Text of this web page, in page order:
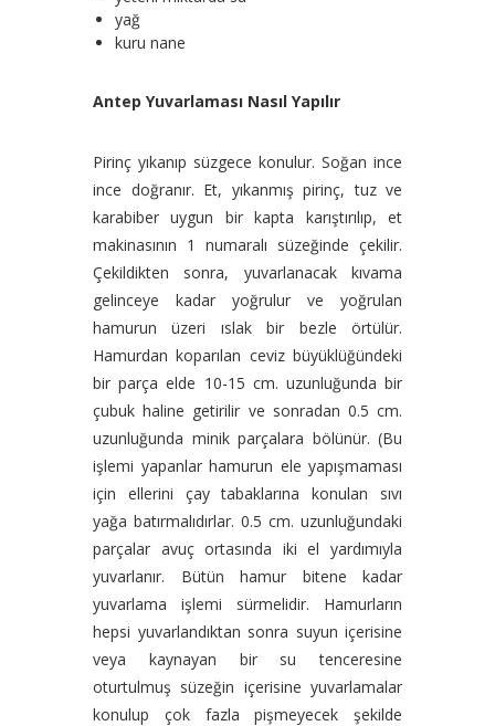
yağ
kuru nane
Antep Yuvarlaması Nasıl Yapılır
Pirinç yıkanıp süzgece konulur. Soğan ince
ince doğranır. Et, yıkanmış pirinç, tuz ve
karabiber uygun bir kapta karıştırılıp, et
makinasının 1 numaralı süzeğinde çekilir.
Çekildikten sonra, yuvarlanacak kıvama
gelinceye kadar yoğrulur ve yoğrulan
hamurun üzeri ıslak bir bezle örtülür.
Hamurdan koparılan ceviz büyüklüğündeki
bir parça elde 10-15 cm. uzunluğunda bir
çubuk haline getirilir ve sonradan 0.5 cm.
uzunluğunda minik parçalara bölünür. (Bu
işlemi yapanlar hamurun ele yapışmaması
için ellerini çay tabaklarına konulan sıvı
yağa batırmalıdırlar. 0.5 cm. uzunluğundaki
parçalar avuç ortasında iki el yardımıyla
yuvarlanır. Bütün hamur bitene kadar
yuvarlama işlemi sürmelidir. Hamurların
hepsi yuvarlandıktan sonra suyun içerisine
veya kaynayan bir su tenceresine
oturtulmuş süzeğin içerisine yuvarlamalar
konulup çok fazla pişmeyecek şekilde